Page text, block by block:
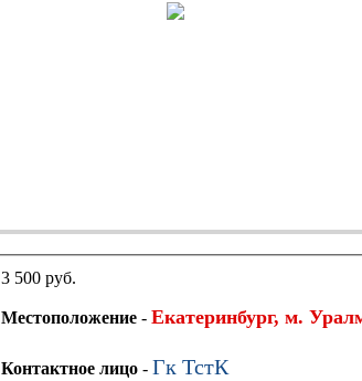
3 500 руб.
Местоположение - Екатеринбург, м.
Контактное лицо - Гк ТстК